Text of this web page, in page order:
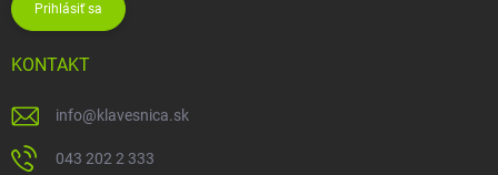
Prihlásiť sa
KONTAKT
info@klavesnica.sk
043 202 2 333